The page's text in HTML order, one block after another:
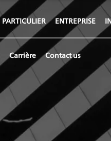
Carrière Contact us
PARTICULIER ENTREPRISE